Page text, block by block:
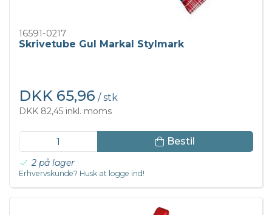
16591-0217
Skrivetube Gul Markal Stylmark
DKK 65,96 / stk
DKK 82,45 inkl. moms
Bestil
2 på lager
Erhvervskunde? Husk at logge ind!